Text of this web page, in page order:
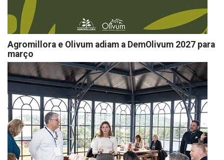
Agromillora e Olivum adiam a DemOlivum 2027 para
março